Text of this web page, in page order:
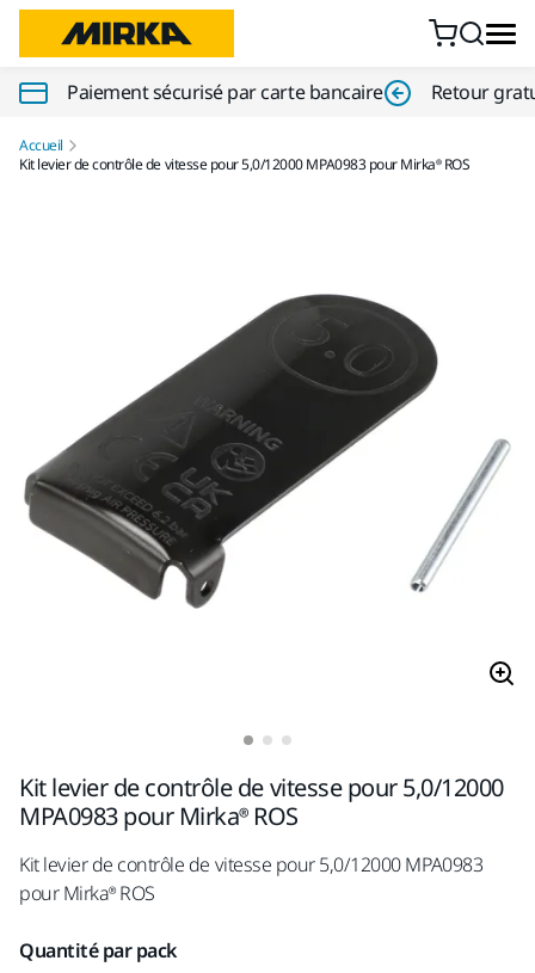
Paiement sécurisé par carte bancaire Retour
Accueil
Kit levier de contrôle de vitesse pour 5,0/12000 MPA0983 pour Mirka® ROS
Kit levier de contrôle de vitesse pour 5,0/12000
MPA0983 pour Mirka® ROS
Kit levier de contrôle de vitesse pour 5,0/12000 MPA0983
pour Mirka® ROS
Quantité par pack